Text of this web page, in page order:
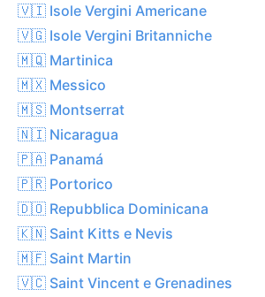
🇻🇮 Isole Vergini Americane
🇻🇬 Isole Vergini Britanniche
🇲🇶 Martinica
🇲🇽 Messico
🇲🇸 Montserrat
🇳🇮 Nicaragua
🇵🇦 Panamá
🇵🇷 Portorico
🇩🇴 Repubblica Dominicana
🇰🇳 Saint Kitts e Nevis
🇲🇫 Saint Martin
🇻🇨 Saint Vincent e Grenadines